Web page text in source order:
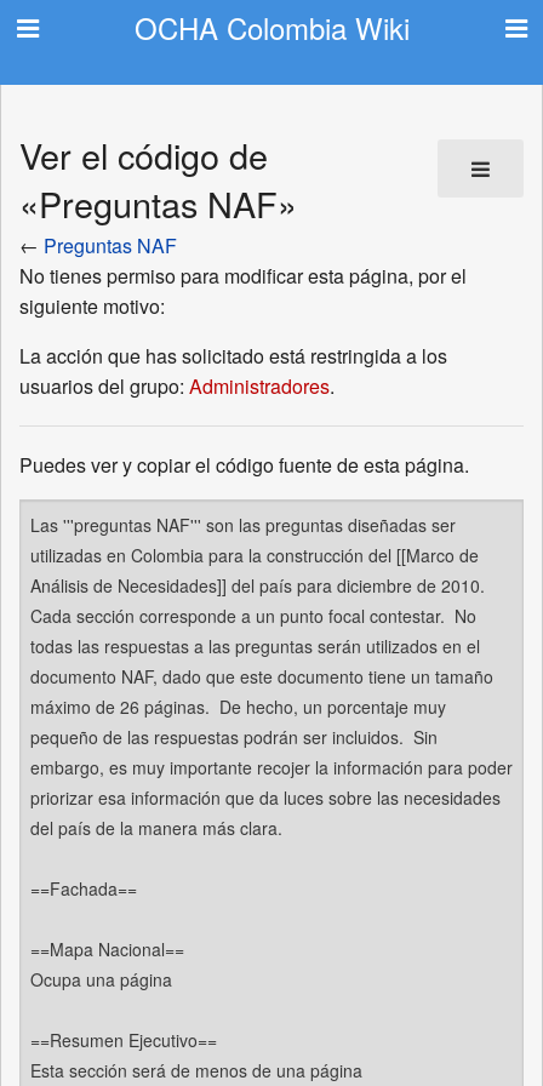
OCHA Colombia Wiki
Ver el código de
«Preguntas NAF»
← Preguntas NAF
No tienes permiso para modificar esta página, por el
siguiente motivo:
La acción que has solicitado está restringida a los
usuarios del grupo: Administradores.
Puedes ver y copiar el código fuente de esta página.